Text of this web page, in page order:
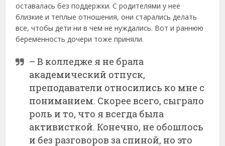
оставалась без поддержки. С родителями у нее
близкие и теплые отношения, они старались делать
все, чтобы дети ни в чем не нуждались. Вот и раннюю
беременность дочери тоже приняли.
– В колледже я не брала
академический отпуск,
преподаватели относились ко мне с
пониманием. Скорее всего, сыграло
роль и то, что я всегда была
активисткой. Конечно, не обошлось
и без разговоров за спиной, но это